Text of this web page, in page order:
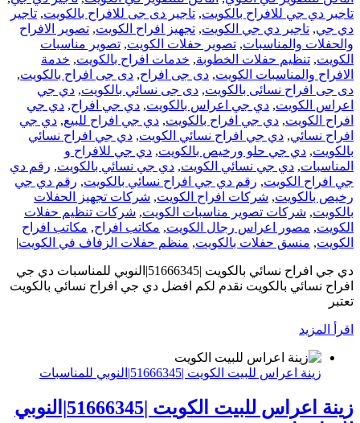
تاجبر دي جي للافراح بالكويت, تاجير دى جى للافراح بالكويت, تاجير
دي جي, تاجير دي جي الكويت, تجهيز افراح الكويت, تصوير الافراح
والحفلات والمناسبات, تصوير حفلات الكويت, تصوير مناسبات
الكويت, تنظيم حفلات الخطوبة, خدمات افراح بالكويت, خدمة
الافراح والمناسبات الكويت, دى جى افراح, دى جى افراح بالكويت,
دى جى افراح نسائى بالكويت, دى جى نسائي بالكويت, دي جي
اعراس الكويت, دي جي اعراس بالكويت, دي جي افراح, دي جي
افراح الكويت, دي جي افراح بالكويت, دي جي افراح للبيع, دي جي
افراح نسائي, دي جي افراح نسائي الكويت, دي جي افراح نسائي
بالكويت, دي جي حلو ورخيص بالكويت, دي جي للافراح و
المناسبات, دي جي نسائي الكويت, دي جي نسائي بالكويت, رقم دي
جي افراح الكويت, رقم دي جي افراح نسائي بالكويت, رقم دي جي
رخيص بالكويت, شركات افراح الكويت, شركات تجهيز الحفلات
بالكويت, شركات تصوير مناسبات الكويت, شركات تنظيم حفلات
الكويت, مصور اعراس رجال الكويت, مكاتب افراح, مكاتب افراح
الكويت, منسق حفلات بالكويت, منظم حفلات الزفاف في الكويت|
دي جي افراح نسائي بالكويت |51666345|النوبي للمناسبات دي جي
افراح نسائي بالكويت نقدم لكم افضل دي جي افراح نسائي بالكويت
تعتبر
‫اقرأ المزيد
زينة اعراس للبيت الكويت |51666345|النوبي للمناسبات
زينة اعراس للبيت الكويت |51666345|النوبي